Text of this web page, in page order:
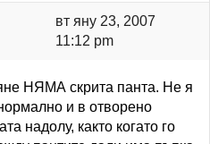
вт яну 23, 2007
11:12 pm
НЯМА скрита панта. Не я
и в отворено
надолу, както когато го